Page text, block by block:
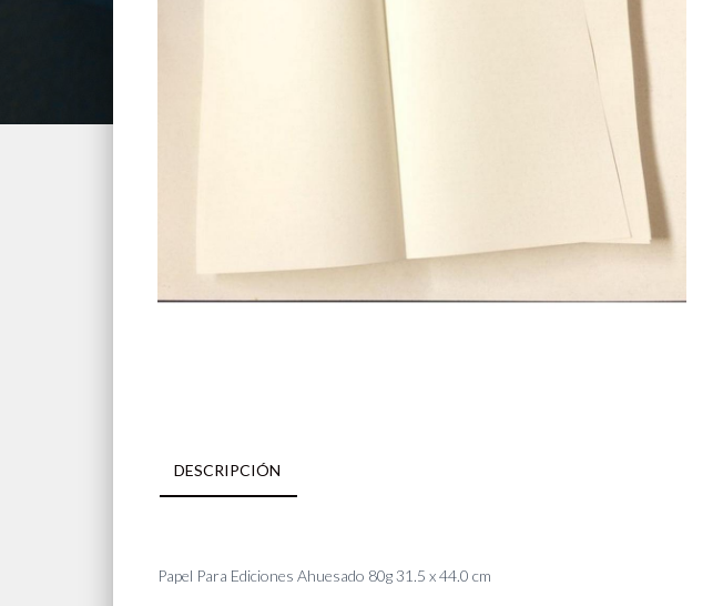
DESCRIPCIÓN
Papel Para Ediciones Ahuesado 80g 31.5 x 44.0 cm